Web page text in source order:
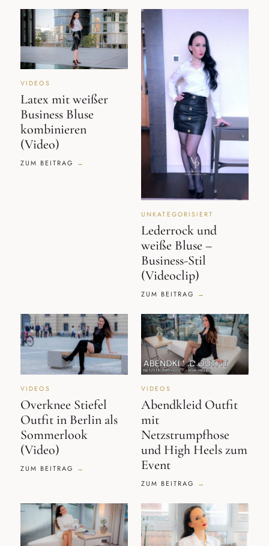
VIDEOS
Latex mit weißer
Business Bluse
kombinieren
(Video)
ZUM BEITRAG
UNKATEGORISIERT
Lederrock und
weiße Bluse –
Business-Stil
(Videoclip)
ZUM BEITRAG
VIDEOS
Overknee Stiefel
Outfit in Berlin als
Sommerlook
(Video)
ZUM BEITRAG
VIDEOS
Abendkleid Outfit
mit
Netzstrumpfhose
und High Heels zum
Event
ZUM BEITRAG